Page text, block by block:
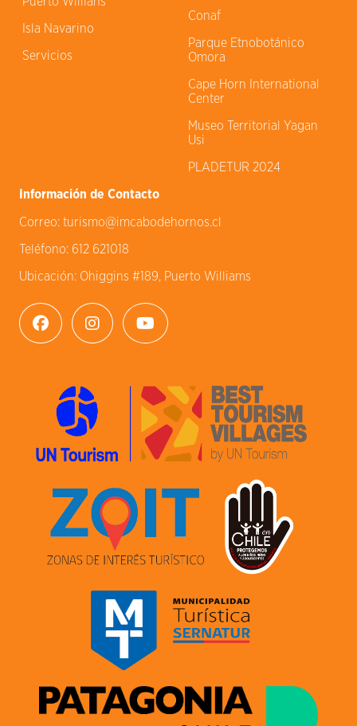
Isla Navarino
Servicios
Conaf
Parque Etnobotánico
Omora
Cape Horn International
Center
Museo Territorial Yagan
Usi
PLADETUR 2024
Información de Contacto
Correo: turismo@imcabodehornos.cl
Teléfono: 612 621018
Ubicación: Ohiggins #189, Puerto Williams